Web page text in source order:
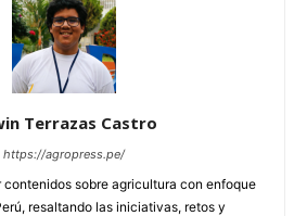
Terrazas Castro
https://agropress.pe/
sobre agricultura con enfoque
resaltando las iniciativas, retos y